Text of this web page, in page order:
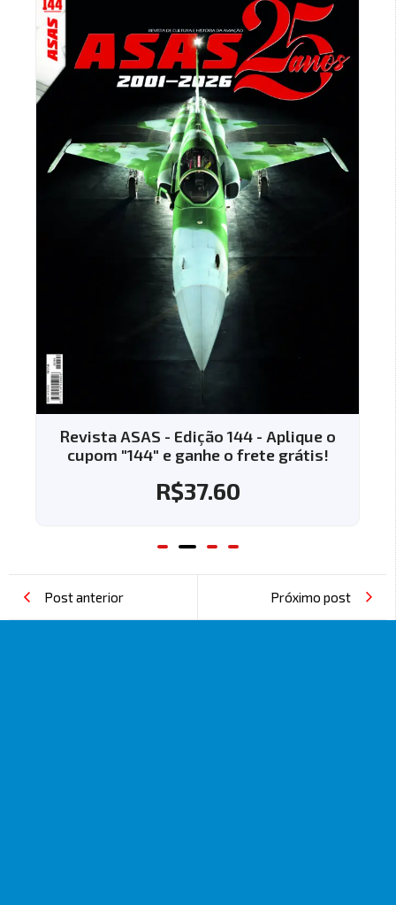
Revista ASAS - Edição 144 - Aplique o
cupom "144" e ganhe o frete grátis!
R$37.60
Post anterior Próximo post